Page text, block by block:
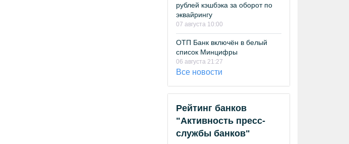
рублей кэшбэка за оборот по
эквайрингу
07 августа 10:00
ОТП Банк включён в белый
список Минцифры
06 августа 21:27
Все новости
Рейтинг банков
"Активность пресс-
службы банков"